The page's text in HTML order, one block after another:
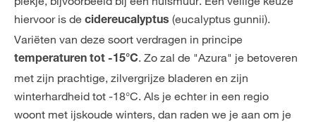
hiervoor is de cidereucalyptus (eucalyptus gunnii).
Variëten van deze soort verdragen in principe
temperaturen tot -15°C. Zo zal de "Azura" je betoveren
met zijn prachtige, zilvergrijze bladeren en zijn
winterhardheid tot -18°C. Als je echter in een regio
woont met ijskoude winters, dan raden we je aan om je